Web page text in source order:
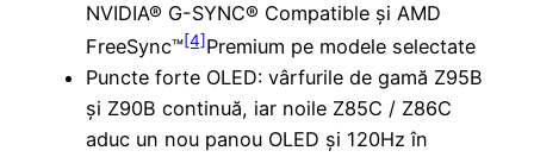
NVIDIA® G-SYNC® Compatible și AMD
FreeSync™[4]Premium pe modele selectate
Puncte forte OLED: vârfurile de gamă Z95B
și Z90B continuă, iar noile Z85C / Z86C
aduc un nou panou OLED și 120Hz în